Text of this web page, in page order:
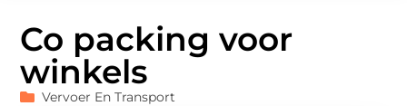
Co packing voor
winkels
Vervoer En Transport